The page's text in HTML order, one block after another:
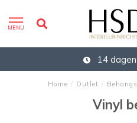
MENU
14
Home / Outlet /
Vinyl